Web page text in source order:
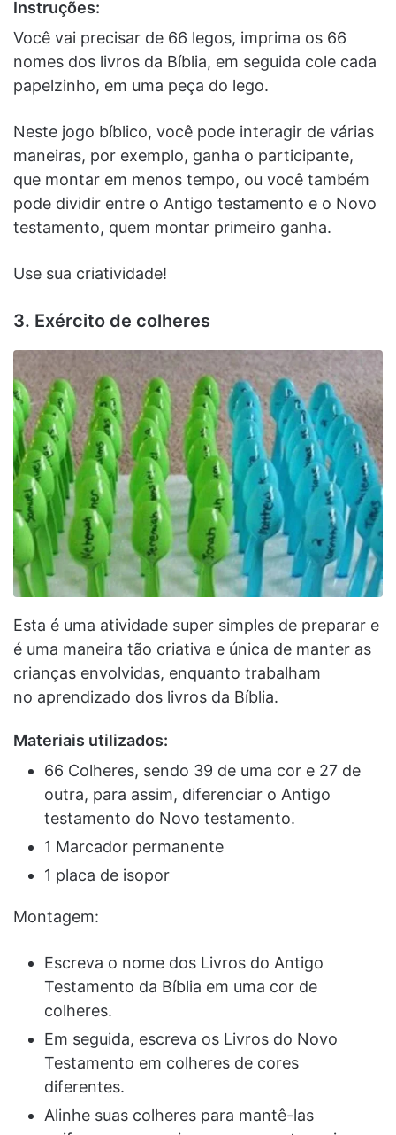
Instruções:
Você vai precisar de 66 legos, imprima os 66
nomes dos livros da Bíblia, em seguida cole cada
papelzinho, em uma peça do lego.
Neste jogo bíblico, você pode interagir de várias
maneiras, por exemplo, ganha o participante,
que montar em menos tempo, ou você também
pode dividir entre o Antigo testamento e o Novo
testamento, quem montar primeiro ganha.
Use sua criatividade!
3. Exército de colheres
Esta é uma atividade super simples de preparar e
é uma maneira tão criativa e única de manter as
crianças envolvidas, enquanto trabalham
no aprendizado dos livros da Bíblia.
Materiais utilizados:
66 Colheres, sendo 39 de uma cor e 27 de
outra, para assim, diferenciar o Antigo
testamento do Novo testamento.
1 Marcador permanente
1 placa de isopor
Montagem:
Escreva o nome dos Livros do Antigo
Testamento da Bíblia em uma cor de
colheres.
Em seguida, escreva os Livros do Novo
Testamento em colheres de cores
diferentes.
Alinhe suas colheres para mantê-las